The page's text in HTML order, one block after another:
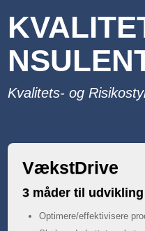
Kvalitets- og
VækstDrive
3 måder til
Optimere/effektivisere